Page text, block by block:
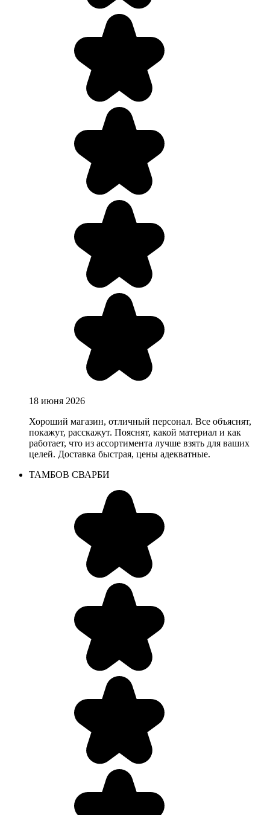
18 июня 2026
Хороший магазин, отличный персонал. Все объяснят,
покажут, расскажут. Пояснят, какой материал и как
работает, что из ассортимента лучше взять для ваших
целей. Доставка быстрая, цены адекватные.
ТАМБОВ СВАРБИ